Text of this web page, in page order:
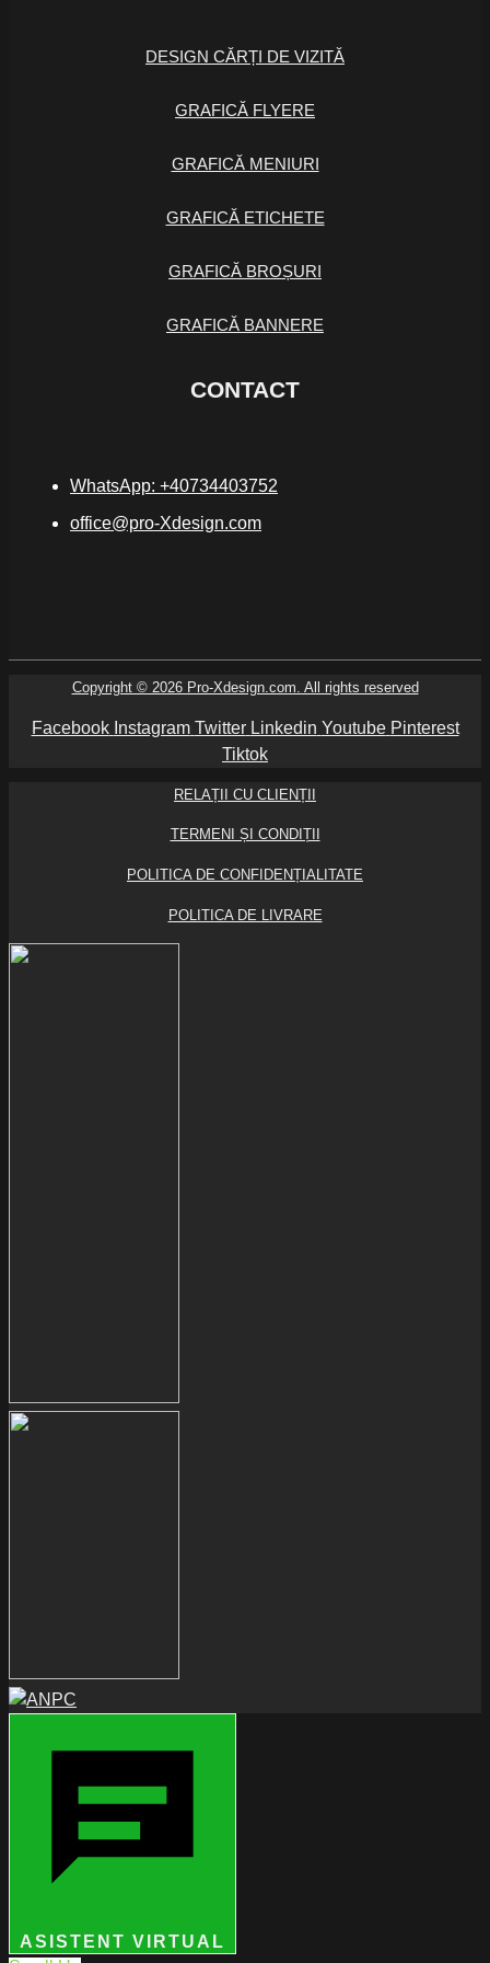
DESIGN CĂRȚI DE VIZITĂ
GRAFICĂ FLYERE
GRAFICĂ MENIURI
GRAFICĂ ETICHETE
GRAFICĂ BROȘURI
GRAFICĂ BANNERE
CONTACT
WhatsApp: +40734403752
office@pro-Xdesign.com
Copyright © 2026 Pro-Xdesign.com. All rights reserved
Facebook Instagram Twitter Linkedin Youtube Pinterest
Tiktok
RELAȚII CU CLIENȚII
TERMENI ȘI CONDIȚII
POLITICA DE CONFIDENȚIALITATE
POLITICA DE LIVRARE
ASISTENT VIRTUAL